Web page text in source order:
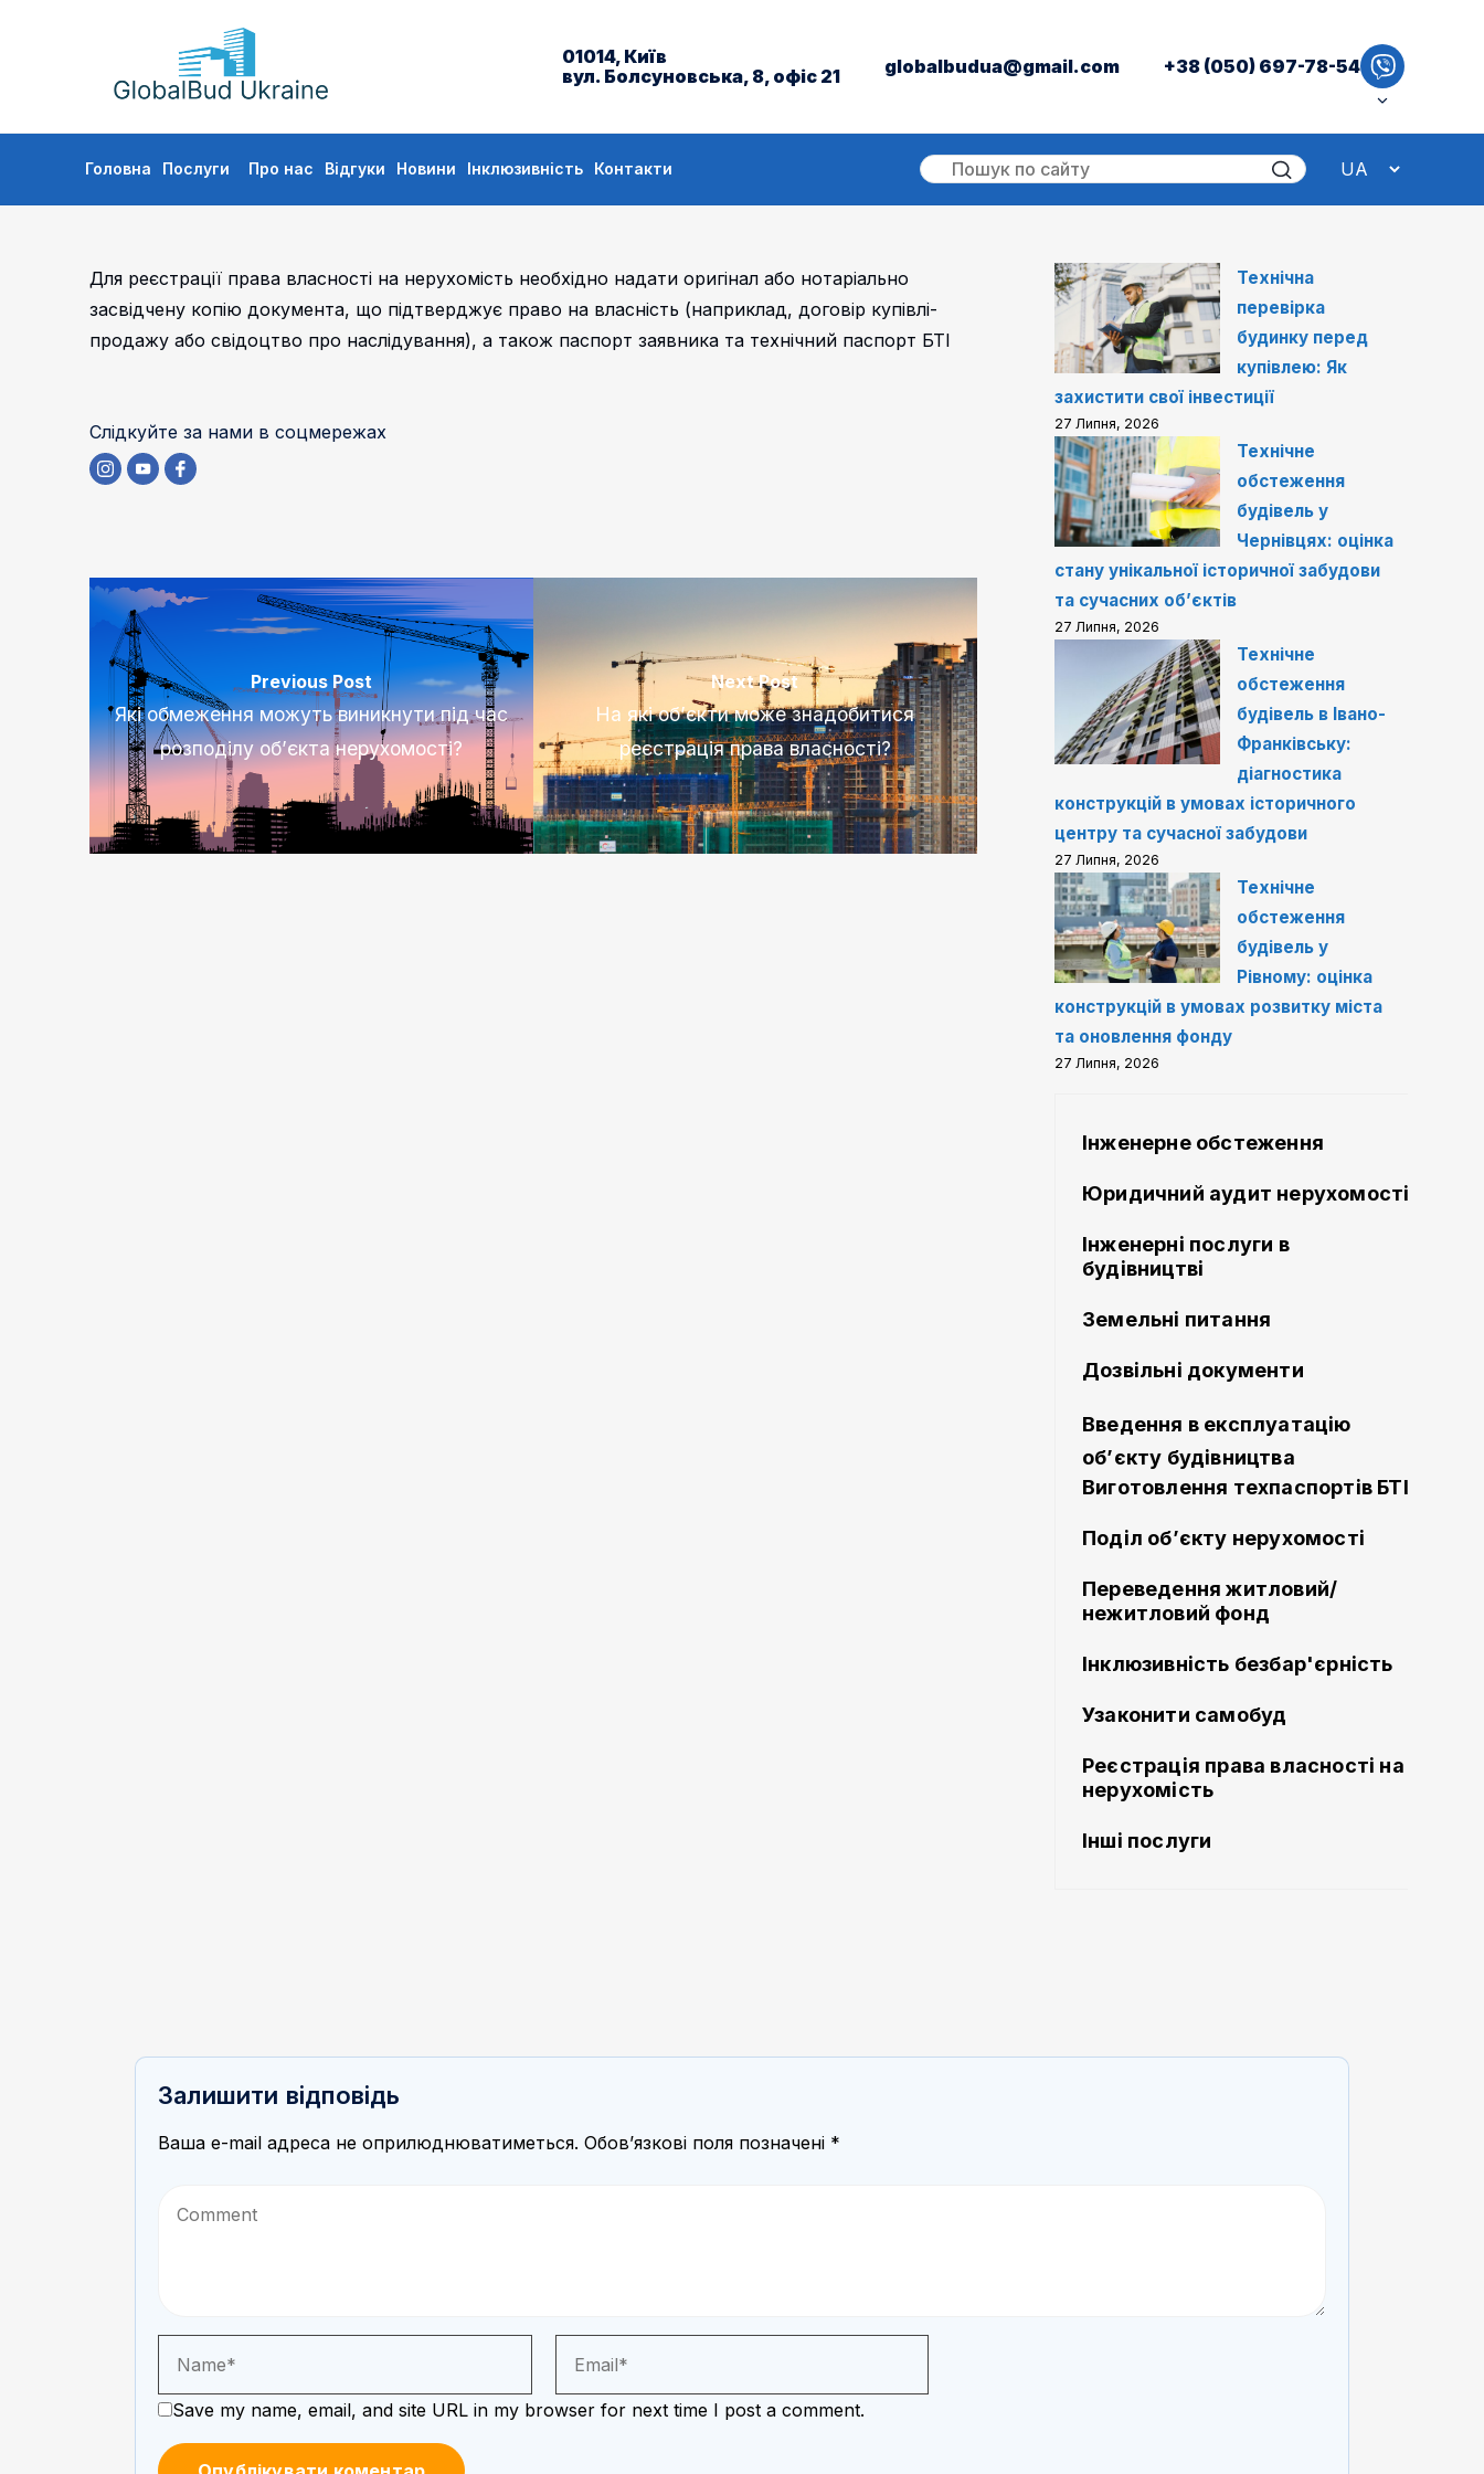
01014, Київ
вул. Болсуновська, 8, офіс 21
globalbudua@gmail.com +38 (050) 697-78-54
Skip
to
Головна Послуги Про нас Відгуки Новини Інклюзивність Контакти
Для реєстрації права власності на нерухомість необхідно надати оригінал або нотаріально
засвідчену копію документа, що підтверджує право на власність (наприклад, договір купівлі-
продажу або свідоцтво про наслідування), а також паспорт заявника та технічний паспорт БТІ
Слідкуйте за нами в соцмережах
Previous Post
Які обмеження можуть виникнути під час
розподілу об’єкта нерухомості?
Next Post
На які об’єкти може знадобитися
реєстрація права власності?
Технічна
перевірка
будинку перед
купівлею: Як
захистити свої інвестиції
27 Липня, 2026
Технічне
обстеження
будівель у
Чернівцях: оцінка
стану унікальної історичної забудови
та сучасних об’єктів
27 Липня, 2026
Технічне
обстеження
будівель в Івано-
Франківську:
діагностика
конструкцій в умовах історичного
центру та сучасної забудови
27 Липня, 2026
Технічне
обстеження
будівель у
Рівному: оцінка
конструкцій в умовах розвитку міста
та оновлення фонду
27 Липня, 2026
Інженерне обстеження
Юридичний аудит нерухомості
Інженерні послуги в
будівництві
Земельні питання
Дозвільні документи
Введення в експлуатацію
об’єкту будівництва
Виготовлення техпаспортів БТІ
Поділ об’єкту нерухомості
Переведення житловий/
нежитловий фонд
Інклюзивність безбар'єрність
Узаконити самобуд
Реєстрація права власності на
нерухомість
Інші послуги
Залишити відповідь
Ваша e-mail адреса не оприлюднюватиметься. Обов’язкові поля позначені *
Save my name, email, and site URL in my browser for next time I post a comment.